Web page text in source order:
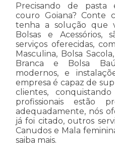
Precisando de pasta
couro Goiana? Conte
tenha a solução que
Bolsas e Acessórios,
serviços oferecidas,
Masculina, Bolsa
Branca e Bolsa
modernos, e
empresa é capaz de
clientes,
profissionais estão
adequadamente, nós
já foi citado, outros
Canudos e Mala
saiba mais.